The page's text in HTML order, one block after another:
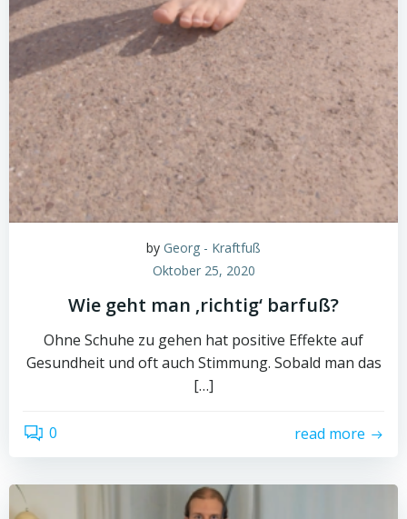
by Georg - Kraftfuß
Oktober 25, 2020
Wie geht man ‚richtig‘ barfuß?
Ohne Schuhe zu gehen hat positive Effekte auf
Gesundheit und oft auch Stimmung. Sobald man das
[…]
0 read more